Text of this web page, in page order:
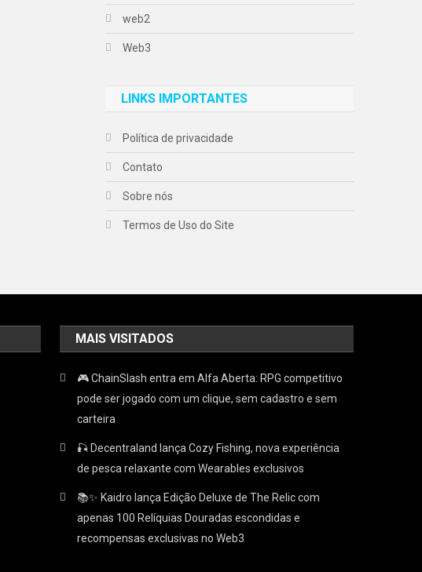
web2
Web3
LINKS IMPORTANTES
Política de privacidade
Contato
Sobre nós
Termos de Uso do Site
MAIS VISITADOS
🎮 ChainSlash entra em Alfa Aberta: RPG competitivo
pode ser jogado com um clique, sem cadastro e sem
carteira
🎣 Decentraland lança Cozy Fishing, nova experiência
de pesca relaxante com Wearables exclusivos
📚✨ Kaidro lança Edição Deluxe de The Relic com
apenas 100 Relíquias Douradas escondidas e
recompensas exclusivas no Web3